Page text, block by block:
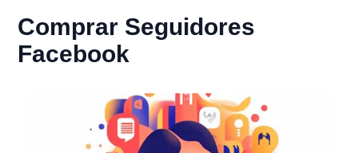
Comprar Seguidores
Facebook